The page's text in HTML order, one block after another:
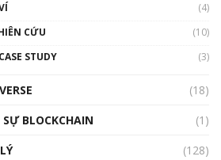
01:34:46
(4)
CỨU
(10)
CASE STUDY
(3)
(18)
BLOCKCHAIN
(1)
(128)